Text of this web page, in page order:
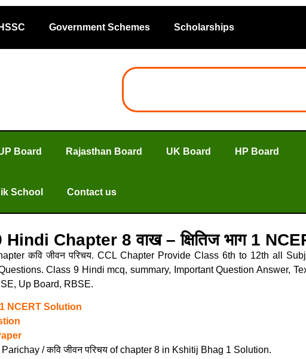
HSSC Government Schemes Scholarships
Board Rajasthan Board UK Board HP Board
School Contact us
Hindi Chapter 8 वाख – क्षितिज भाग 1
कवि जीवन परिचय. CCL Chapter Provide Class 6th to 12th all
Class 9 Hindi mcq, summary, Important Question Answer,
Up Board, RBSE.
1 NCERT Solution
/ कवि जीवन परिचय of chapter 8 in Kshitij Bhag 1 Solution.